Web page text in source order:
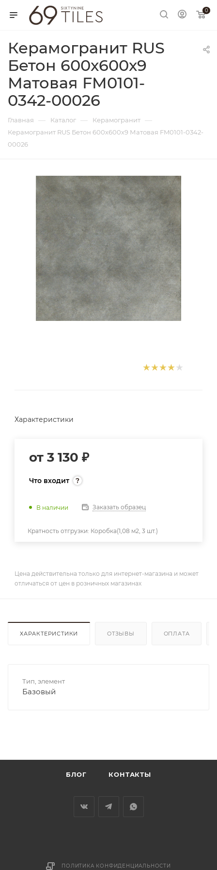
0
Керамогранит RUS
Бетон 600х600х9
Матовая FM0101-
0342-00026
Главная — Каталог — Керамогранит —
Керамогранит RUS Бетон 600х600х9 Матовая FM0101-0342-
00026
Характеристики
от 3 130 ₽
Что входит
В наличии Заказать образец
Кратность отгрузки: Коробка(1,08 м2, 3 шт.)
Цена действительна только для интернет-магазина и может
отличаться от цен в розничных магазинах
ХАРАКТЕРИСТИКИ ОТЗЫВЫ ОПЛАТА
Тип, элемент
Базовый
БЛОГ КОНТАКТЫ
ПОЛИТИКА КОНФИДЕНЦИАЛЬНОСТИ